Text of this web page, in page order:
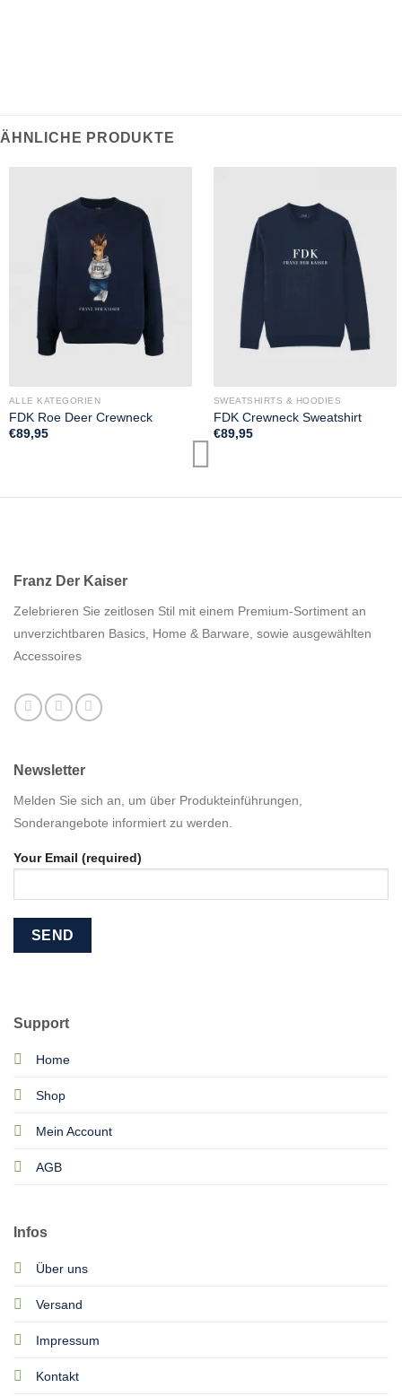
ÄHNLICHE PRODUKTE
ALLE KATEGORIEN
FDK Roe Deer Crewneck
€89,95
SWEATSHIRTS & HOODIES
FDK Crewneck Sweatshirt
€89,95
Franz Der Kaiser
Zelebrieren Sie zeitlosen Stil mit einem Premium-Sortiment an
unverzichtbaren Basics, Home & Barware, sowie ausgewählten
Accessoires
Support
Home
Shop
Mein Account
AGB
Infos
Über uns
Versand
Impressum
Kontakt
Newsletter
Melden Sie sich an, um über Produkteinführungen,
Sonderangebote informiert zu werden.
Your Email (required)